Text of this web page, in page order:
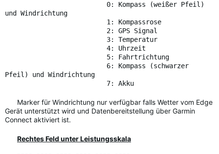
0: Kompass (weißer Pfeil)
und Windrichtung
1: Kompassrose
2: GPS Signal
3: Temperatur
4: Uhrzeit
5: Fahrtrichtung
6: Kompass (schwarzer
Pfeil) und Windrichtung
7: Akku
Marker für Windrichtung nur verfügbar falls Wetter vom Edge
Gerät unterstützt wird und Datenbereitstellung über Garmin
Connect aktiviert ist.
Rechtes Feld unter Leistungsskala